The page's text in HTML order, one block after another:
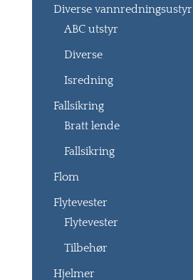
Diverse vannredningsustyr
ABC utstyr
Diverse
Isredning
Fallsikring
Bratt lende
Fallsikring
Flom
Flytevester
Flytevester
Tilbehør
Hjelmer